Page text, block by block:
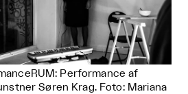
Performance af
Søren Krag. Foto: Mariana